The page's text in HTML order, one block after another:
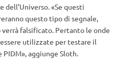
«Se questi
questo tipo di segnale,
falsificato. Pertanto le onde
utilizzate per testare il
aggiunge Sloth.